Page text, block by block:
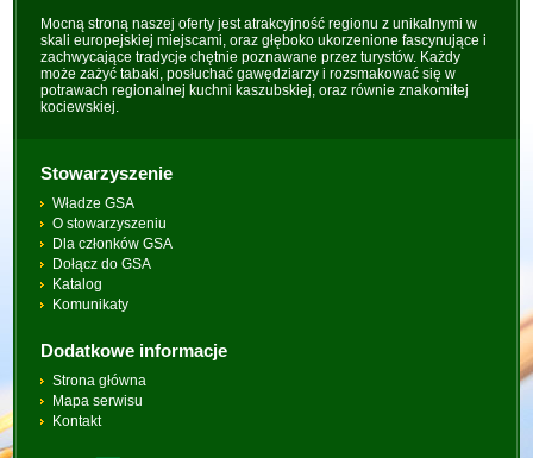
Mocną stroną naszej oferty jest atrakcyjność regionu z unikalnymi w
skali europejskiej miejscami, oraz głęboko ukorzenione fascynujące i
zachwycające tradycje chętnie poznawane przez turystów. Każdy
może zażyć tabaki, posłuchać gawędziarzy i rozsmakować się w
potrawach regionalnej kuchni kaszubskiej, oraz równie znakomitej
kociewskiej.
Stowarzyszenie
Władze GSA
O stowarzyszeniu
Dla członków GSA
Dołącz do GSA
Katalog
Komunikaty
Dodatkowe informacje
Strona główna
Mapa serwisu
Kontakt